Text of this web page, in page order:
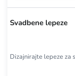
Svadbene lepeze
Dizajnirajte lepeze za